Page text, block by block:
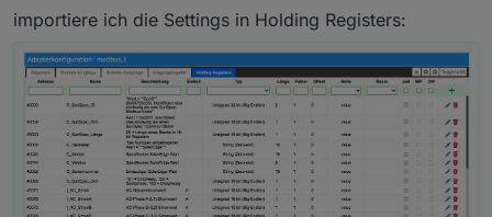
importiere ich die Settings in Holding Registers: